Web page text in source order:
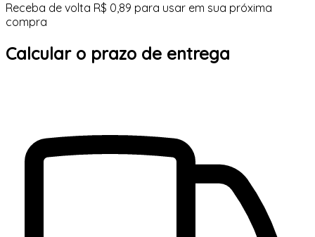
Receba de volta R$ 0,89 para usar em sua próxima
compra
Calcular o prazo de entrega